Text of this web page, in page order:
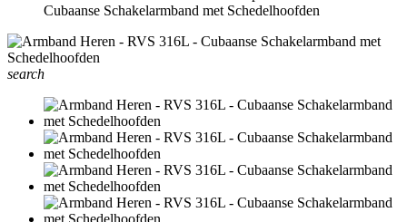
Cubaanse Schakelarmband met Schedelhoofden
search